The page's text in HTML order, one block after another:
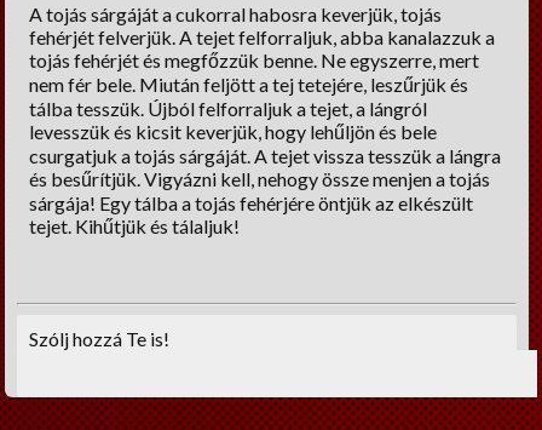
A tojás sárgáját a cukorral habosra keverjük, tojás
fehérjét felverjük. A tejet felforraljuk, abba kanalazzuk a
tojás fehérjét és megfőzzük benne. Ne egyszerre, mert
nem fér bele. Miután feljött a tej tetejére, leszűrjük és
tálba tesszük. Újból felforraljuk a tejet, a lángról
levesszük és kicsit keverjük, hogy lehűljön és bele
csurgatjuk a tojás sárgáját. A tejet vissza tesszük a lángra
és besűrítjük. Vigyázni kell, nehogy össze menjen a tojás
sárgája! Egy tálba a tojás fehérjére öntjük az elkészült
tejet. Kihűtjük és tálaljuk!
Szólj hozzá Te is!